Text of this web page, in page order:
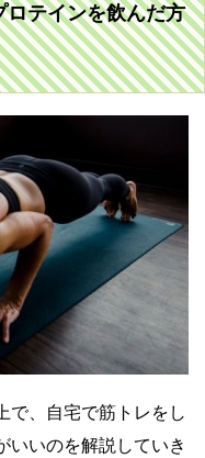
テインを飲んだ方
で、自宅で筋トレをし
いいのを解説していき